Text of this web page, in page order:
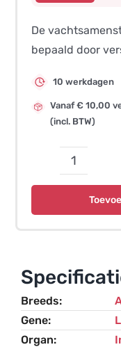
De
bepaald door
10 werkdagen
Vanaf € 10,00
(incl. BTW)
Double
Coat
aantal
Breeds
Gene
Organ